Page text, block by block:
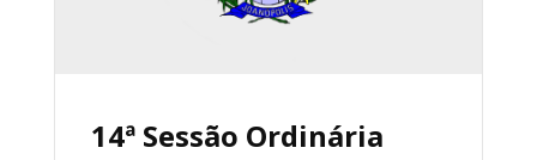
14ª Sessão Ordinária